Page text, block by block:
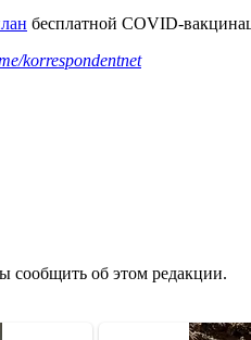
бесплатной COVID-
korrespondentnet
сообщить об этом редакции.